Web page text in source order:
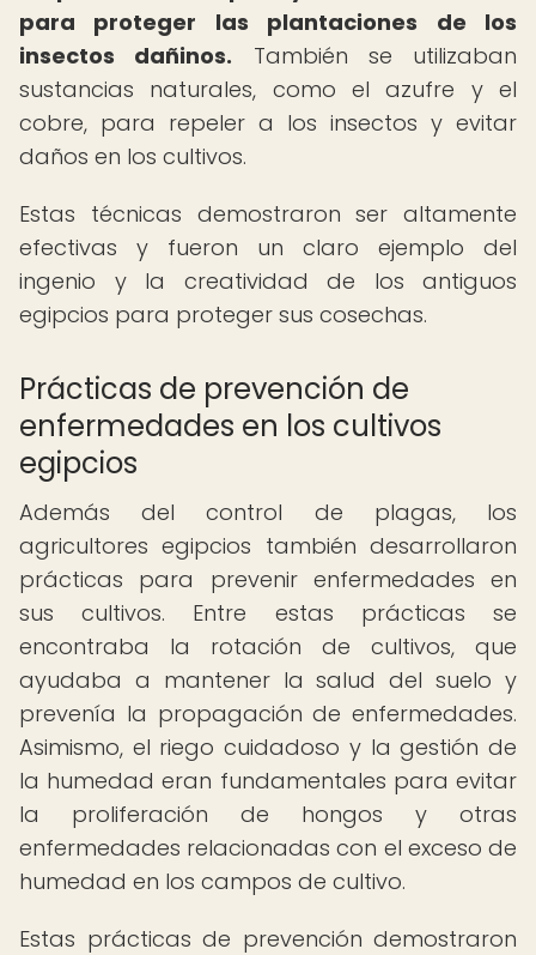
para proteger las plantaciones de los
insectos dañinos. También se utilizaban
sustancias naturales, como el azufre y el
cobre, para repeler a los insectos y evitar
daños en los cultivos.
Estas técnicas demostraron ser altamente
efectivas y fueron un claro ejemplo del
ingenio y la creatividad de los antiguos
egipcios para proteger sus cosechas.
Prácticas de prevención de
enfermedades en los cultivos
egipcios
Además del control de plagas, los
agricultores egipcios también desarrollaron
prácticas para prevenir enfermedades en
sus cultivos. Entre estas prácticas se
encontraba la rotación de cultivos, que
ayudaba a mantener la salud del suelo y
prevenía la propagación de enfermedades.
Asimismo, el riego cuidadoso y la gestión de
la humedad eran fundamentales para evitar
la proliferación de hongos y otras
enfermedades relacionadas con el exceso de
humedad en los campos de cultivo.
Estas prácticas de prevención demostraron